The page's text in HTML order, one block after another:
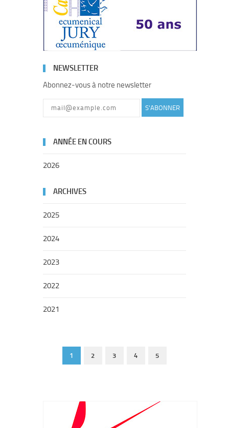
NEWSLETTER
Abonnez-vous à notre newsletter
S'ABONNER
ANNÉE EN COURS
2026
ARCHIVES
2025
2024
2023
2022
2021
1 2 3 4 5